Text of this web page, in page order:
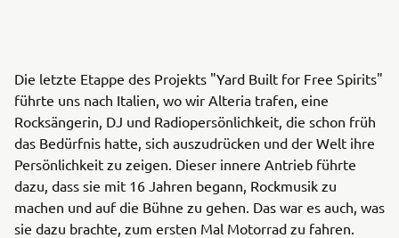
Die letzte Etappe des Projekts "Yard Built for Free Spirits"
führte uns nach Italien, wo wir Alteria trafen, eine
Rocksängerin, DJ und Radiopersönlichkeit, die schon früh
das Bedürfnis hatte, sich auszudrücken und der Welt ihre
Persönlichkeit zu zeigen. Dieser innere Antrieb führte
dazu, dass sie mit 16 Jahren begann, Rockmusik zu
machen und auf die Bühne zu gehen. Das war es auch, was
sie dazu brachte, zum ersten Mal Motorrad zu fahren.